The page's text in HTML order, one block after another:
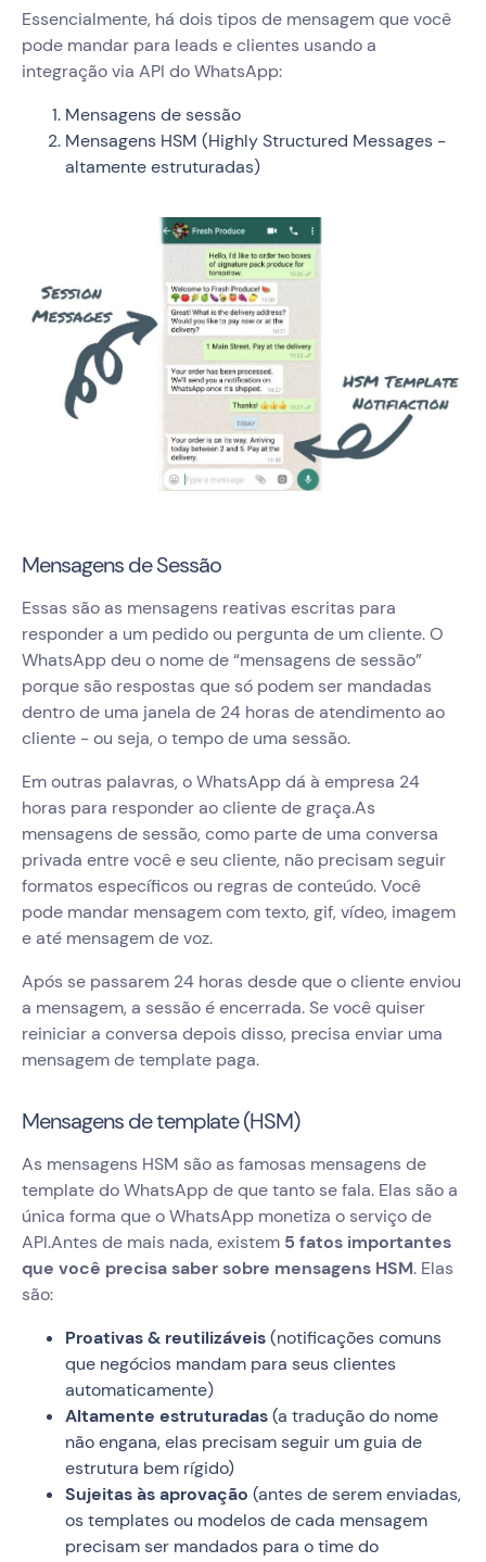
Essencialmente, há dois tipos de mensagem que você
pode mandar para leads e clientes usando a
integração via API do WhatsApp:
Mensagens de sessão
Mensagens HSM (Highly Structured Messages -
altamente estruturadas)
Mensagens de Sessão
Essas são as mensagens reativas escritas para
responder a um pedido ou pergunta de um cliente. O
WhatsApp deu o nome de “mensagens de sessão”
porque são respostas que só podem ser mandadas
dentro de uma janela de 24 horas de atendimento ao
cliente - ou seja, o tempo de uma sessão.
Em outras palavras, o WhatsApp dá à empresa 24
horas para responder ao cliente de graça.As
mensagens de sessão, como parte de uma conversa
privada entre você e seu cliente, não precisam seguir
formatos específicos ou regras de conteúdo. Você
pode mandar mensagem com texto, gif, vídeo, imagem
e até mensagem de voz.
Após se passarem 24 horas desde que o cliente enviou
a mensagem, a sessão é encerrada. Se você quiser
reiniciar a conversa depois disso, precisa enviar uma
mensagem de template paga.
Mensagens de template (HSM)
As mensagens HSM são as famosas mensagens de
template do WhatsApp de que tanto se fala. Elas são a
única forma que o WhatsApp monetiza o serviço de
API.Antes de mais nada, existem 5 fatos importantes
que você precisa saber sobre mensagens HSM. Elas
são:
Proativas & reutilizáveis(notificações comuns
que negócios mandam para seus clientes
automaticamente)
Altamente estruturadas(a tradução do nome
não engana, elas precisam seguir um guia de
estrutura bem rígido)
Sujeitas às aprovação (antes de serem enviadas,
os templates ou modelos de cada mensagem
precisam ser mandados para o time do